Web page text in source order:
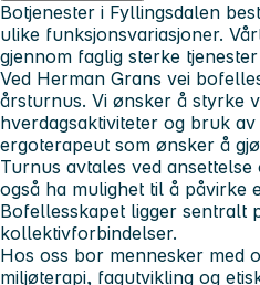
Botjenester i Fyllingsdalen
ulike funksjonsvariasjoner.
gjennom faglig sterke
Ved Herman Grans vei
årsturnus. Vi ønsker å styrke
hverdagsaktiviteter og bruk
ergoterapeut som ønsker å
Turnus avtales ved
også ha mulighet til å påvirke
Bofellesskapet ligger sentralt
kollektivforbindelser.
Hos oss bor mennesker med
miljøterapi, fagutvikling og